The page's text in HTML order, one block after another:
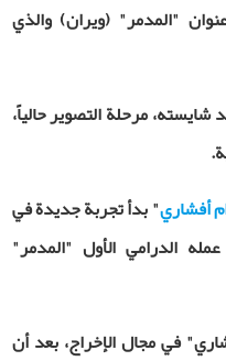
"المدمر" (ويران)والذي
مرحلة التصوير حالياً،
أفشاري" بدأ تجربة جديدة في
الدرامي الأول "المدمر"
في مجال الإخراج، بعد أن